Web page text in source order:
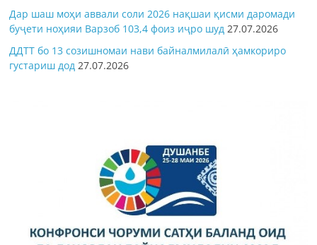
Дар шаш моҳи аввали соли 2026 нақшаи қисми даромади
буҷети ноҳияи Варзоб 103,4 фоиз иҷро шуд 27.07.2026
ДДТТ бо 13 созишномаи нави байналмилалӣ ҳамкориро
густариш дод 27.07.2026